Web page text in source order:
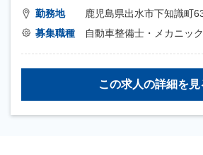
勤務地
鹿児島県出水市下知識町
募集職種
自動車整備士・メカニック
この求人の詳細を見